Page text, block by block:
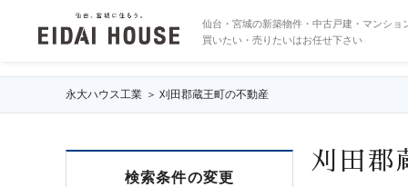
仙台・宮城の新築物件・中古戸建・マンショ
買いたい・売りたいはお任せ下さい
永大ハウス工業 刈田郡蔵王町の不動産
検索条件の変更
刈田郡